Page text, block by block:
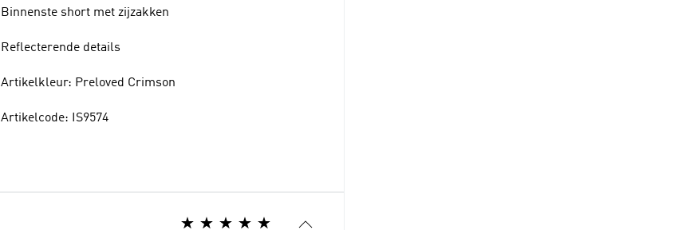
Binnenste short met zijzakken
Reflecterende details
Artikelkleur: Preloved Crimson
Artikelcode: IS9574